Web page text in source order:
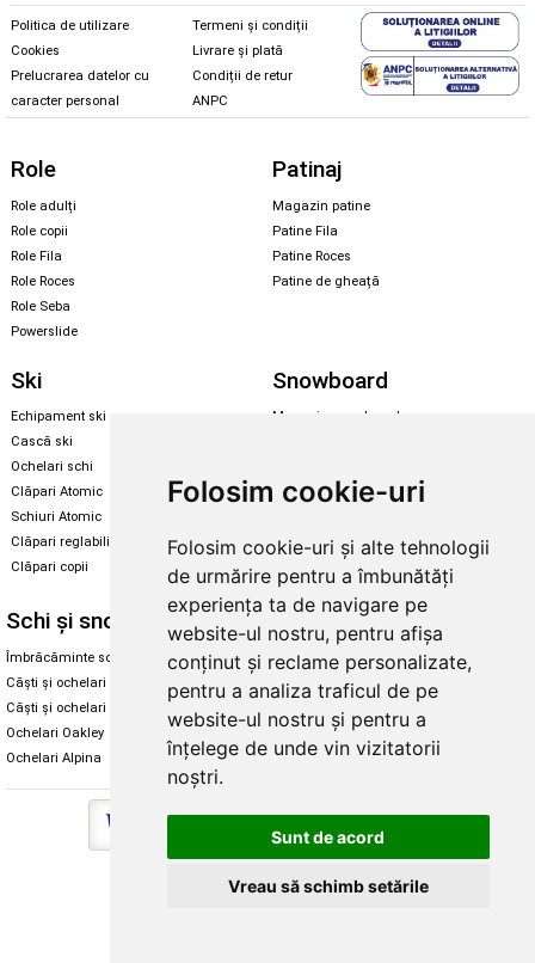
Folosim cookie-uri
Folosim cookie-uri și alte tehnologii
de urmărire pentru a îmbunătăți
experiența ta de navigare pe
website-ul nostru, pentru afișa
conținut și reclame personalizate,
pentru a analiza traficul de pe
website-ul nostru și pentru a
înțelege de unde vin vizitatorii
noștri.
Sunt de acord
Vreau să schimb setările
Politica de utilizare
Cookies
Prelucrarea datelor cu
caracter personal
Termeni și condiții
Livrare și plată
Condiții de retur
ANPC
Role
Role adulți
Role copii
Role Fila
Role Roces
Role Seba
Powerslide
Patinaj
Magazin patine
Patine Fila
Patine Roces
Patine de gheață
Ski
Echipament ski
Cască ski
Ochelari schi
Clăpari Atomic
Schiuri Atomic
Clăpari reglabili
Clăpari copii
Snowboard
Magazin snowboard
Santa Cruz
Enuff Skateboards
Schi și snowboard
Îmbrăcăminte schi și snowboard
Căști și ochelari de iarnă
Căști și ochelari Alpina
Ochelari Oakley
Ochelari Alpina
Diverse
Cum aleg rolele
Cum aleg ochelarii
Ochelari de soare Alpina
Intretinere manusi
Copyright © 2026 Skates.ro | SC Zmart Skating SRL